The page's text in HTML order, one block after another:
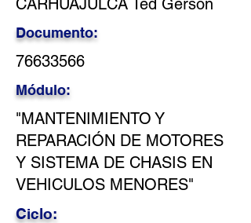
CARHUAJULCA Ted Gerson
Documento:
76633566
Módulo:
"MANTENIMIENTO Y
REPARACIÓN DE MOTORES
Y SISTEMA DE CHASIS EN
VEHICULOS MENORES"
Ciclo: